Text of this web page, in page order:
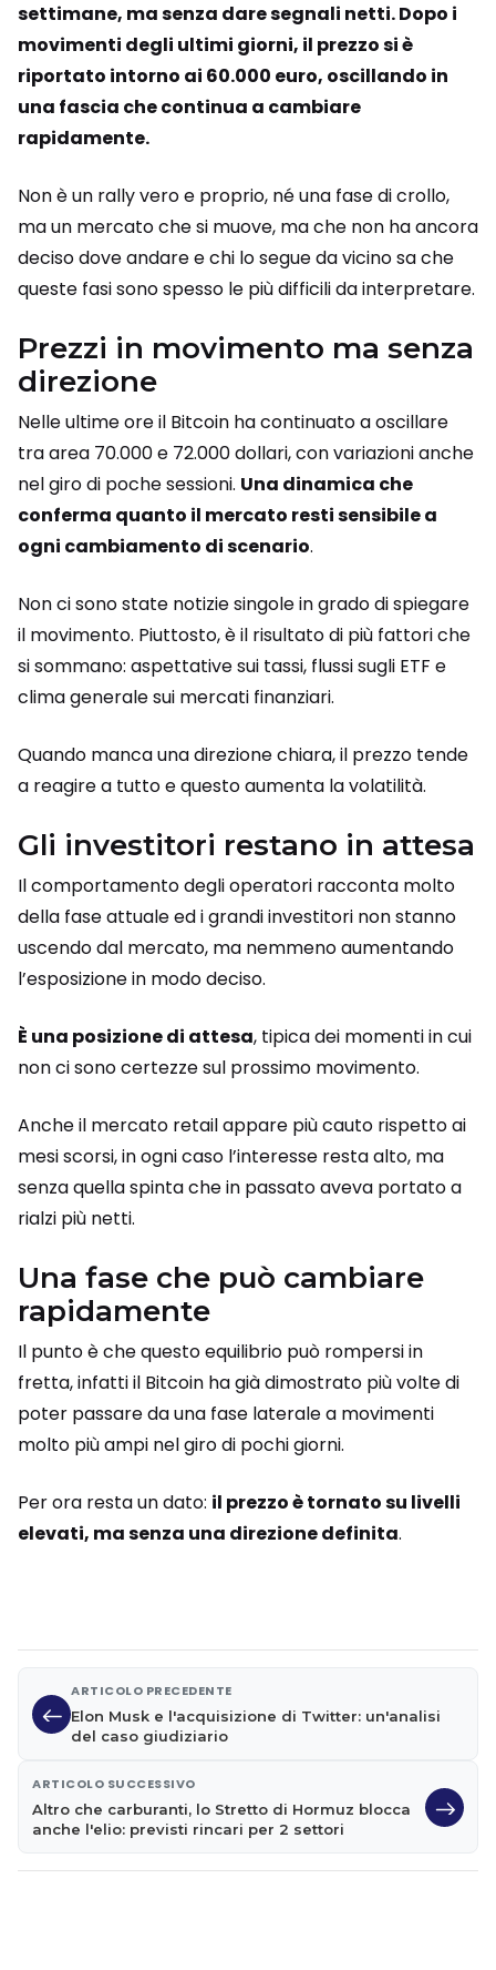
settimane, ma senza dare segnali netti. Dopo i
movimenti degli ultimi giorni, il prezzo si è
riportato intorno ai 60.000 euro, oscillando in
una fascia che continua a cambiare
rapidamente.
Non è un rally vero e proprio, né una fase di crollo,
ma un mercato che si muove, ma che non ha ancora
deciso dove andare e chi lo segue da vicino sa che
queste fasi sono spesso le più difficili da interpretare.
Prezzi in movimento ma senza
direzione
Nelle ultime ore il Bitcoin ha continuato a oscillare
tra area 70.000 e 72.000 dollari, con variazioni anche
nel giro di poche sessioni. Una dinamica che
conferma quanto il mercato resti sensibile a
ogni cambiamento di scenario.
Non ci sono state notizie singole in grado di spiegare
il movimento. Piuttosto, è il risultato di più fattori che
si sommano: aspettative sui tassi, flussi sugli ETF e
clima generale sui mercati finanziari.
Quando manca una direzione chiara, il prezzo tende
a reagire a tutto e questo aumenta la volatilità.
Gli investitori restano in attesa
Il comportamento degli operatori racconta molto
della fase attuale ed i grandi investitori non stanno
uscendo dal mercato, ma nemmeno aumentando
l’esposizione in modo deciso.
È una posizione di attesa, tipica dei momenti in cui
non ci sono certezze sul prossimo movimento.
Anche il mercato retail appare più cauto rispetto ai
mesi scorsi, in ogni caso l’interesse resta alto, ma
senza quella spinta che in passato aveva portato a
rialzi più netti.
Una fase che può cambiare
rapidamente
Il punto è che questo equilibrio può rompersi in
fretta, infatti il Bitcoin ha già dimostrato più volte di
poter passare da una fase laterale a movimenti
molto più ampi nel giro di pochi giorni.
Per ora resta un dato: il prezzo è tornato su livelli
elevati, ma senza una direzione definita.
ARTICOLO PRECEDENTE
Elon Musk e l'acquisizione di Twitter: un'analisi
del caso giudiziario
ARTICOLO SUCCESSIVO
Altro che carburanti, lo Stretto di Hormuz blocca
anche l'elio: previsti rincari per 2 settori